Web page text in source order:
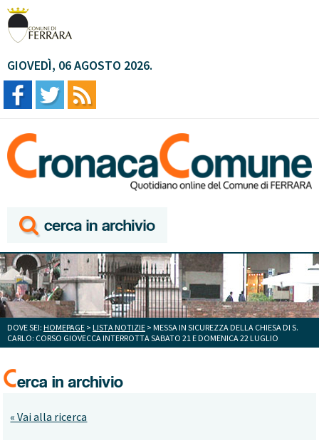
GIOVEDÌ, 06 AGOSTO 2026.
DOVE SEI: HOMEPAGE > LISTA NOTIZIE > MESSA IN SICUREZZA DELLA CHIESA DI S.
CARLO: CORSO GIOVECCA INTERROTTA SABATO 21 E DOMENICA 22 LUGLIO
« Vai alla ricerca